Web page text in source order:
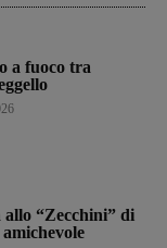
a fuoco tra
“Zecchini” di